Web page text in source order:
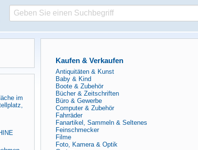
Kaufen & Verkaufen
Antiquitäten & Kunst
Baby & Kind
Boote & Zubehör
Bücher & Zeitschriften
Büro & Gewerbe
Computer & Zubehör
Fahrräder
Fanartikel, Sammeln & Seltenes
Feinschmecker
Filme
Foto, Kamera & Optik
im